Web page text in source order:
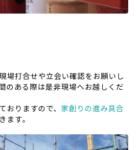
場打合せや立会い確認をお願いし
のある際は是非現場へお越しくだ
おりますので、 家創りの進み具合
ます。